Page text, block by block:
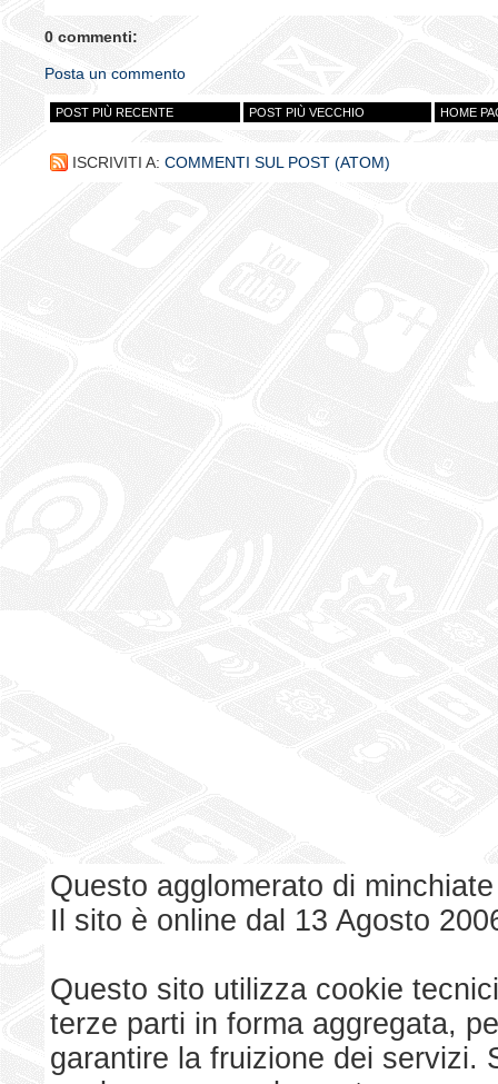
0 commenti:
Posta un commento
POST PIÙ RECENTE POST PIÙ VECCHIO HOME
ISCRIVITI A: COMMENTI SUL POST (ATOM)
Questo agglomerato di
Il sito è online dal 13 Agosto
Questo sito utilizza cookie
terze parti in forma aggregata,
garantire la fruizione dei servizi.